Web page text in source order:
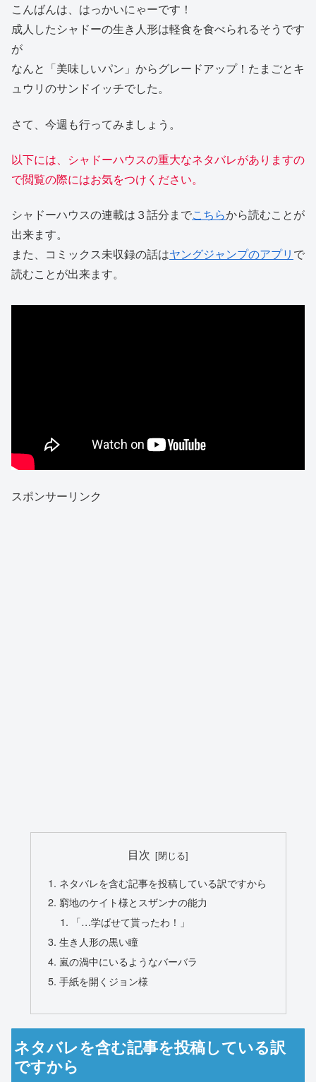
こんばんは、はっかいにゃーです！
成人したシャドーの生き人形は軽食を食べられるそうです
が
なんと「美味しいパン」からグレードアップ！たまごとキ
ュウリのサンドイッチでした。
さて、今週も行ってみましょう。
以下には、シャドーハウスの重大なネタバレがありますの
で閲覧の際にはお気をつけください。
シャドーハウスの連載は３話分までこちらから読むことが
出来ます。
また、コミックス未収録の話はヤングジャンプのアプリ で
読むことが出来ます。
スポンサーリンク
目次
ネタバレを含む記事を投稿している訳ですから
窮地のケイト様とスザンナの能力
「…学ばせて貰ったわ！」
生き人形の黒い瞳
嵐の渦中にいるようなバーバラ
手紙を開くジョン様
ネタバレを含む記事を投稿している訳
ですから